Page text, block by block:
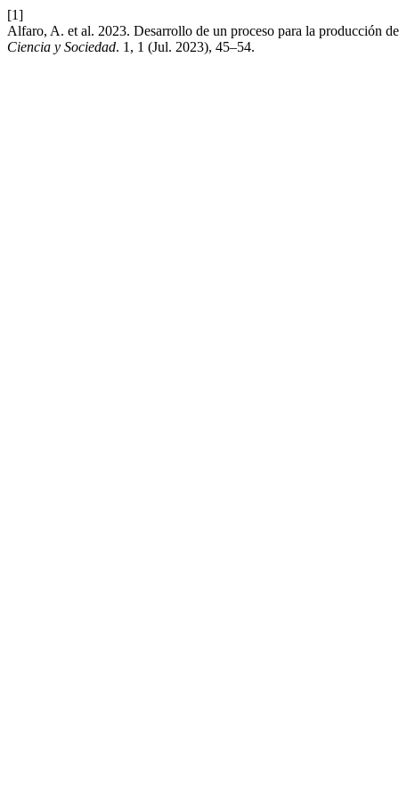
[1]
Alfaro, A. et al. 2023. Desarrollo de un proceso para la producción
Ciencia y Sociedad. 1, 1 (Jul. 2023), 45–54.